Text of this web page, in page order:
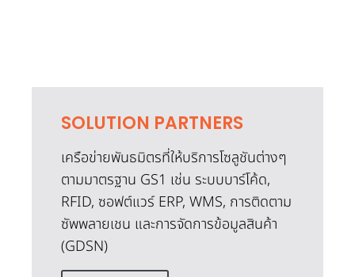
SOLUTION PARTNERS
เครือข่ายพันธมิตรที่ให้บริการโซลูชันต่างๆ
ตามมาตรฐาน GS1 เช่น ระบบบาร์โค้ด,
RFID, ซอฟต์แวร์ ERP, WMS, การติดตาม
ซัพพลายเชน และการจัดการข้อมูลสินค้า
(GDSN)